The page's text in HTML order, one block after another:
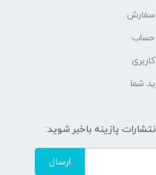
سفارش
حساب
شما
پازینه باخبر شوید:
ارسال